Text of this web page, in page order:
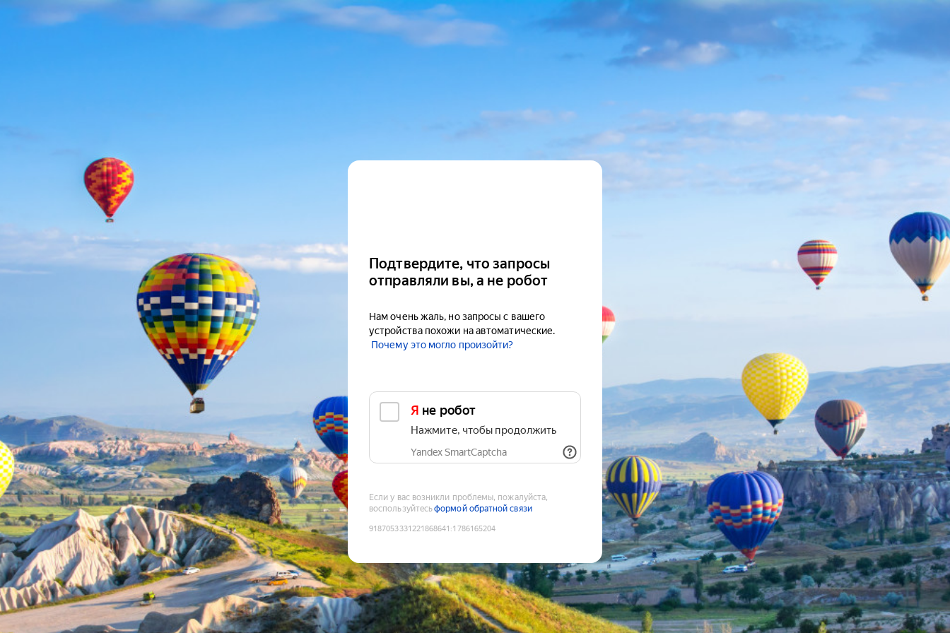
Подтвердите, что запросы
отправляли вы, а не робот
Нам очень жаль, но запросы с вашего
устройства похожи на автоматические.
Почему это могло произойти?
Я не робот
Нажмите, чтобы продолжить
Yandex SmartCaptcha
Если у вас возникли проблемы, пожалуйста,
воспользуйтесьформой обратной связи
9187053331221868641 :1786165204